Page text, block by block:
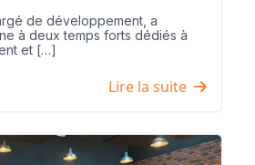
de développement, a
à deux temps forts dédiés à
et […]
Lire la suite